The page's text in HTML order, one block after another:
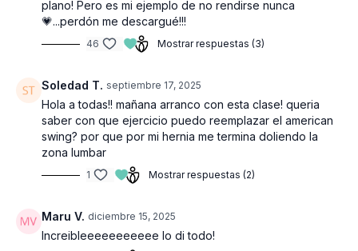
plano! Pero es mi ejemplo de no rendirse nunca
💗...perdón me descargué!!!
46 Mostrar respuestas (3)
Soledad T. septiembre 17, 2025
Hola a todas!! mañana arranco con esta clase! queria
saber con que ejercicio puedo reemplazar el american
swing? por que por mi hernia me termina doliendo la
zona lumbar
1 Mostrar respuestas (2)
Maru V. diciembre 15, 2025
Increibleeeeeeeeeee lo di todo!